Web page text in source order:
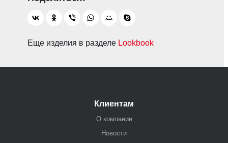
Еще изделия в разделе Lookbook
Клиентам
О компании
Новости